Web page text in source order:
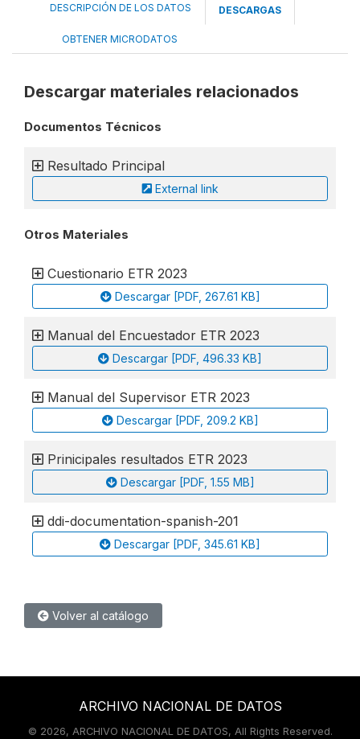
DESCRIPCIÓN DE LOS DATOS DESCARGAS
OBTENER MICRODATOS
Descargar materiales relacionados
Documentos Técnicos
Resultado Principal
External link
Otros Materiales
Cuestionario ETR 2023
Descargar [PDF, 267.61 KB]
Manual del Encuestador ETR 2023
Descargar [PDF, 496.33 KB]
Manual del Supervisor ETR 2023
Descargar [PDF, 209.2 KB]
Prinicipales resultados ETR 2023
Descargar [PDF, 1.55 MB]
ddi-documentation-spanish-201
Descargar [PDF, 345.61 KB]
Volver al catálogo
ARCHIVO NACIONAL DE DATOS
© 2026, ARCHIVO NACIONAL DE DATOS, All Rights Reserved.